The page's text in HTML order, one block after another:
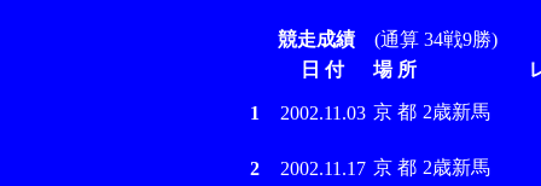
競走成績(通算 34戦9勝)
日 付
場 所
1 2002.11.03 京 都 2歳新馬
2 2002.11.17 京 都 2歳新馬